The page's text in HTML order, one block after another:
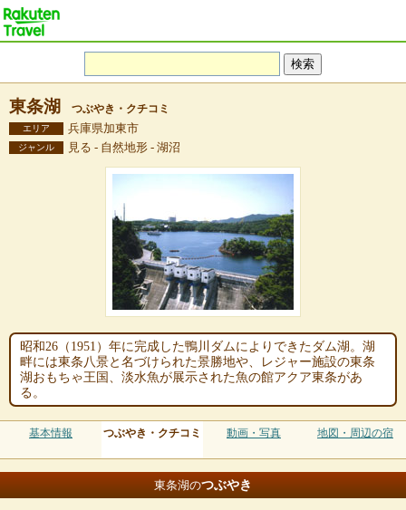
東条湖 つぶやき・クチコミ
エリア 兵庫県加東市
ジャンル 見る - 自然地形 - 湖沼
昭和26（1951）年に完成した鴨川ダムによりできたダム湖。湖
畔には東条八景と名づけられた景勝地や、レジャー施設の東条
湖おもちゃ王国、淡水魚が展示された魚の館アクア東条があ
る。
基本情報 つぶやき・クチコミ 動画・写真 地図・周辺の宿
東条湖のつぶやき